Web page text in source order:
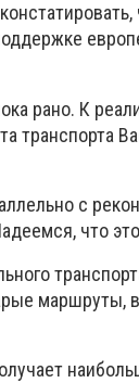
рано. К
транспорта
с
что
маршруты,